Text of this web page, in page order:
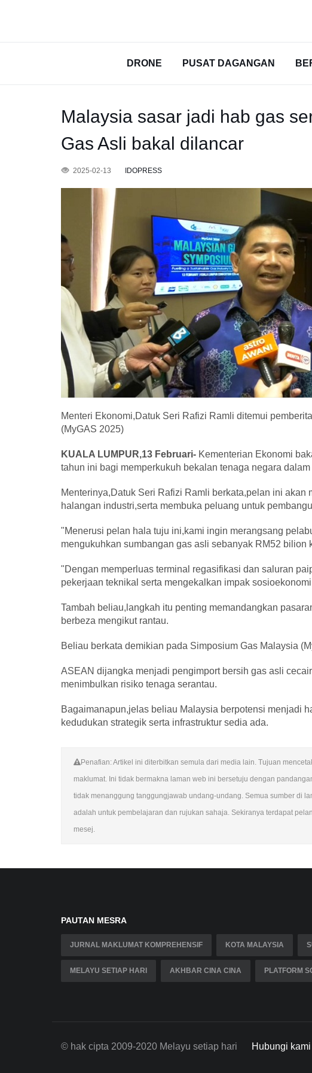
DRONE PUSAT DAGANGAN
Malaysia sasar jadi hab gas
Gas Asli bakal dilancar
2025-02-13 IDOPRESS
Menteri Ekonomi,Datuk Seri Rafizi Ramli ditemui
(MyGAS 2025)
KUALA LUMPUR,13 Februari- Kementerian Ekonomi
tahun ini bagi memperkukuh bekalan tenaga negara
Menterinya,Datuk Seri Rafizi Ramli berkata,pelan ini
halangan industri,serta membuka peluang untuk
"Menerusi pelan hala tuju ini,kami ingin merangsang
mengukuhkan sumbangan gas asli sebanyak RM52 bilion
"Dengan memperluas terminal regasifikasi dan saluran
pekerjaan teknikal serta mengekalkan impak
Tambah beliau,langkah itu penting memandangkan
berbeza mengikut rantau.
Beliau berkata demikian pada Simposium Gas Malaysia
ASEAN dijangka menjadi pengimport bersih gas asli
menimbulkan risiko tenaga serantau.
Bagaimanapun,jelas beliau Malaysia berpotensi menjadi
kedudukan strategik serta infrastruktur sedia ada.
Penafian: Artikel ini diterbitkan semula dari media lain. Tujuan
maklumat. Ini tidak bermakna laman web ini bersetuju dengan
tidak menanggung tanggungjawab undang-undang. Semua sumber di
adalah untuk pembelajaran dan rujukan sahaja. Sekiranya terdapat
mesej.
PAUTAN MESRA
JURNAL MAKLUMAT KOMPREHENSIF KOTA MALAYSIA
MELAYU SETIAP HARI AKHBAR CINA CINA PLATFORM
© hak cipta 2009-2020 Melayu setiap hari Hubungi kami